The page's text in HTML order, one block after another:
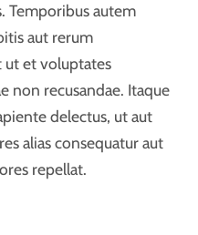
Temporibus autem
aut rerum
ut et voluptates
non recusandae. Itaque
delectus, ut aut
alias consequatur aut
repellat.